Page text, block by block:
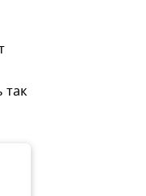
так